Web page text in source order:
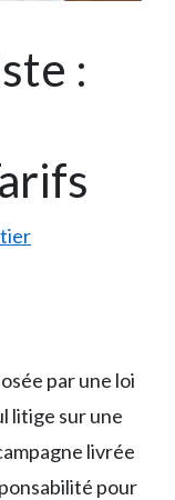
:
par une loi
litige sur une
livrée
pour